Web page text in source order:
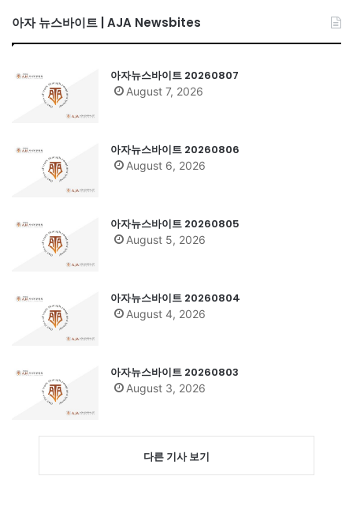
아자 뉴스바이트 | AJA Newsbites
아자뉴스바이트 20260807
August 7, 2026
아자뉴스바이트 20260806
August 6, 2026
아자뉴스바이트 20260805
August 5, 2026
아자뉴스바이트 20260804
August 4, 2026
아자뉴스바이트 20260803
August 3, 2026
다른 기사 보기